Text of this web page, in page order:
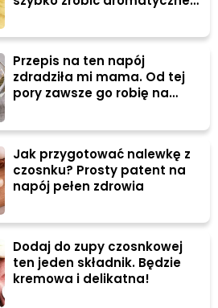
Przepis na ten napój
zdradziła mi mama. Od tej
pory zawsze go robię na
Jak przygotować nalewkę z
czosnku? Prosty patent na
napój pełen zdrowia
Dodaj do zupy czosnkowej
ten jeden składnik. Będzie
kremowa i delikatna!